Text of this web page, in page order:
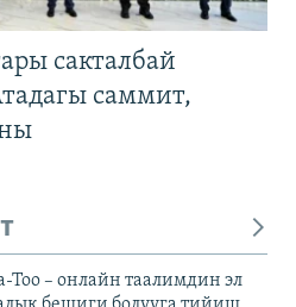
сакталбай
саммит,
Тоо – онлайн таалимдин эл